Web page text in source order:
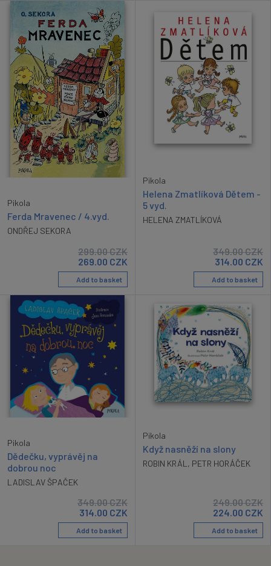
Pikola
Ferda Mravenec / 4.vyd.
ONDŘEJ SEKORA
299.00CZK
269.00 CZK
Add to basket
Pikola
Helena Zmatlíková Dětem -
5 vyd.
HELENA ZMATLÍKOVÁ
349.00CZK
314.00 CZK
Add to basket
Pikola
Dědečku, vyprávěj na
dobrou noc
LADISLAV ŠPAČEK
349.00CZK
314.00 CZK
Add to basket
Pikola
Když nasněží na slony
ROBIN KRÁL , PETR HORÁČEK
249.00CZK
224.00 CZK
Add to basket